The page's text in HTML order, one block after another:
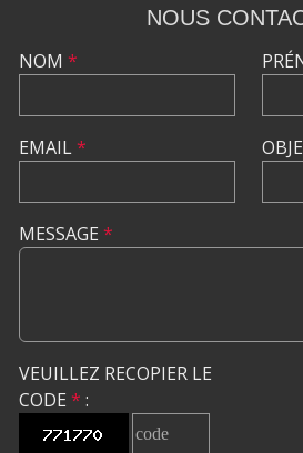
NOUS
NOM *
EMAIL*
MESSAGE *
VEUILLEZ RECOPIER LE
CODE * :